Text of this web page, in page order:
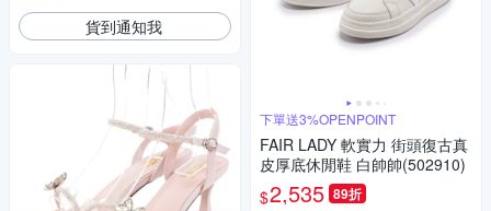
貨到通知我
下單送3%OPENPOINT
FAIR LADY 軟實力 街頭復古真
皮厚底休閒鞋 白帥帥(502910)
$2,535 89折